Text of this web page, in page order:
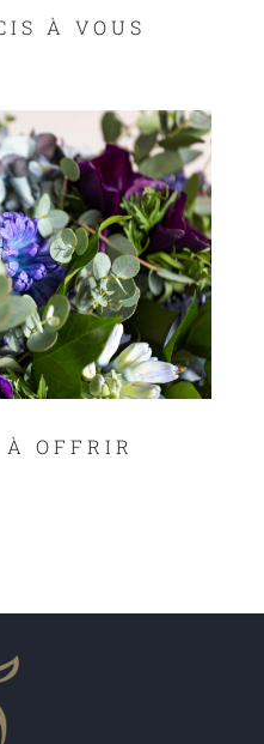
À VOUS
À OFFRIR